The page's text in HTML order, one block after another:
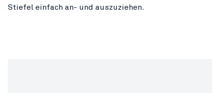
Stiefel einfach an- und auszuziehen.